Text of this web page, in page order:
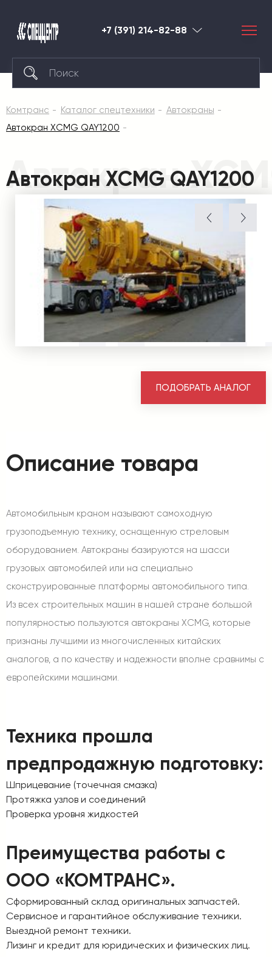
+7 (391) 214-82-88 Красноярск
Комтранс Каталог спецтехники
Автокраны
Автокран XCMG QAY1200
Автокран
Автокран XCMG QAY1200
ПОДОБРАТЬ АНАЛОГ
Описание товара
Автомобильным краном называют самоходную
грузоподъемную технику, оснащенную стреловым
оборудованием. Автокраны базируются на шасси
грузовых автомобилей или на специально
сконструированные платформы автомобильного типа.
Из всех строительных машин в нашей стране большой
популярностью пользуются автокраны XCMG, которые
признаны лучшими из многочисленных китайских
аналогов, а по качеству и надежности вполне сравнимы с
европейскими машинами.
Техника прошла
предпродажную подготовку:
Шприцевание (точечная смазка)
Протяжка узлов и соединений
Проверка уровня жидкостей
Преимущества работы с
ООО «КОМТРАНС».
Сформированный склад оригинальных запчастей.
Сервисное и гарантийное обслуживание техники.
Выездной ремонт техники.
Лизинг и кредит для юридических и физических лиц.